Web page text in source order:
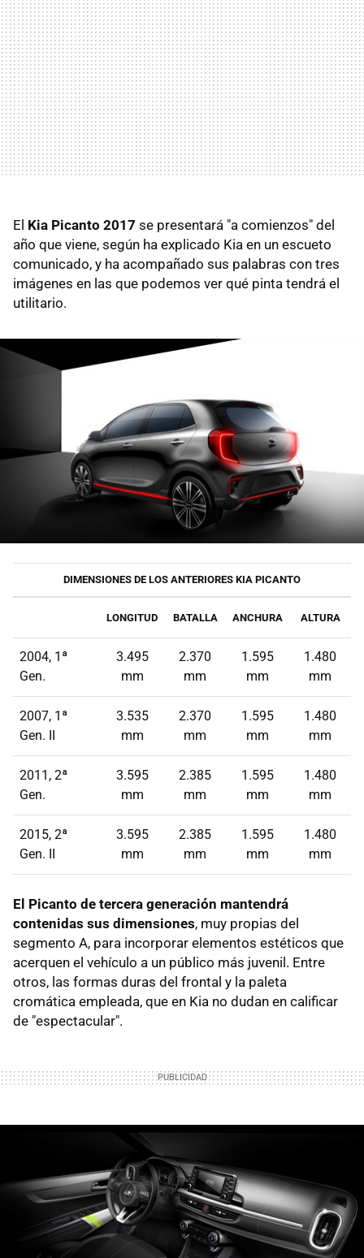
El Kia Picanto 2017 se presentará "a comienzos" del
año que viene, según ha explicado Kia en un escueto
comunicado, y ha acompañado sus palabras con tres
imágenes en las que podemos ver qué pinta tendrá el
utilitario.
DIMENSIONES DE LOS ANTERIORES KIA PICANTO
LONGITUD BATALLA ANCHURA ALTURA
2004, 1ª
Gen.
3.495
mm
2.370
mm
1.595
mm
1.480
mm
2007, 1ª
Gen. II
3.535
mm
2.370
mm
1.595
mm
1.480
mm
2011, 2ª
Gen.
3.595
mm
2.385
mm
1.595
mm
1.480
mm
2015, 2ª
Gen. II
3.595
mm
2.385
mm
1.595
mm
1.480
mm
El Picanto de tercera generación mantendrá
contenidas sus dimensiones, muy propias del
segmento A, para incorporar elementos estéticos que
acerquen el vehículo a un público más juvenil. Entre
otros, las formas duras del frontal y la paleta
cromática empleada, que en Kia no dudan en calificar
de "espectacular".